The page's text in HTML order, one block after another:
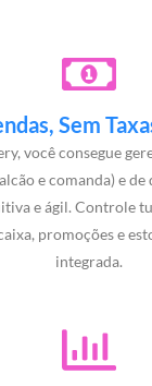
Sem
você consegue
e comanda) e
e ágil. Controle
promoções e
integrada.